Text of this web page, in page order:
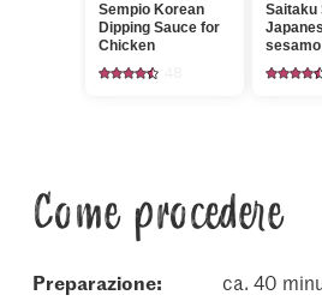
Sempio Korean
Dipping Sauce for
Chicken
Saitaku
tostati
Come procedere
Preparazione: ca. 40